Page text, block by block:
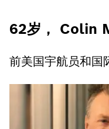
62岁， Colin
前美国宇航员和国